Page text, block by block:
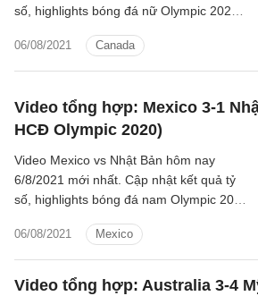
06/08/2021 Canada
số, highlights bóng đá nữ Olympic 2020
Canada.
Video tổng hợp: Mexico 3-1
HCĐ Olympic 2020)
06/08/2021 Mexico
Video Mexico vs Nhật Bản hôm nay
6/8/2021 mới nhất. Cập nhật kết quả tỷ
số, highlights bóng đá nam Olympic 2020
Bản.
Video tổng hợp: Australia 3-4